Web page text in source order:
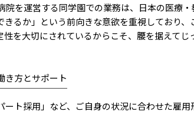
を運営する同学園での業務は、日本の医療
るか」という前向きな意欲を重視しており
を大切にされているからこそ、腰を据えて
き方とサポート
￣￣￣￣￣￣￣
ト採用」など、ご自身の状況に合わせた雇